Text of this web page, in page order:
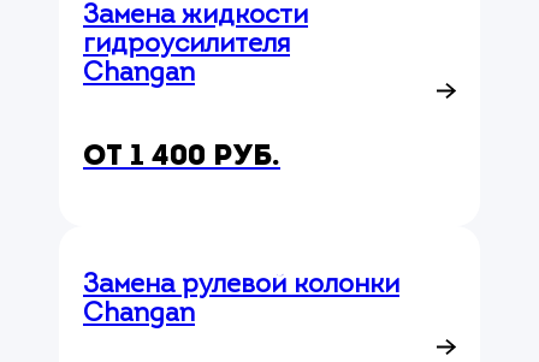
Замена жидкости
гидроусилителя
Changan
от 1 400 руб.
Замена рулевой колонки
Changan